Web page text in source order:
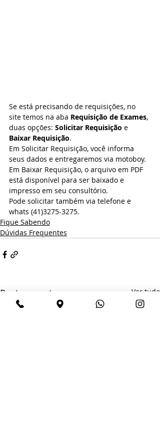
Se está precisando de requisições, no
site temos na aba Requisição de Exames,
duas opções: Solicitar Requisição e
Baixar Requisição.
Em Solicitar Requisição, você informa
seus dados e entregaremos via motoboy.
Em Baixar Requisição, o arquivo em PDF
está disponível para ser baixado e
impresso em seu consultório.
Pode solicitar também via telefone e
whats (41)3275-3275.
Fique Sabendo
Dúvidas Frequentes
Posts recentes Ver tudo